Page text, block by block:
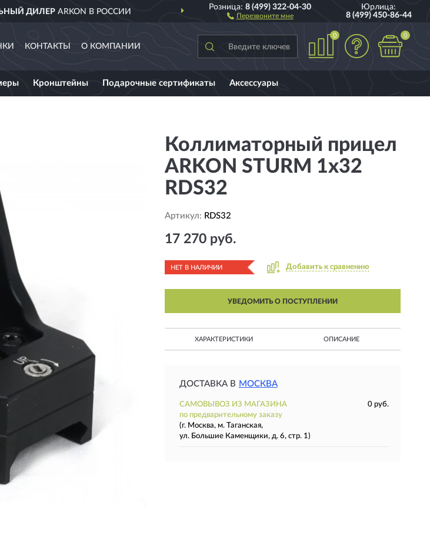
ДИЛЕРARKON В РОССИИ ДОСТАВИМ ПО ВСЕЙ РОССИИ
Розница:8 (499) 322-04-30
Перезвоните мне
Юрлица:
8 (499) 450-86-44
КОНТАКТЫ О КОМПАНИИ
0 0
Кронштейны Подарочные сертификаты Аксессуары
Коллиматорный прицел
ARKON STURM 1x32
RDS32
Артикул: RDS32
17 270 руб.
НЕТ В НАЛИЧИИ Добавить к сравнению
УВЕДОМИТЬ О ПОСТУПЛЕНИИ
ХАРАКТЕРИСТИКИ ОПИСАНИЕ
ДОСТАВКА В МОСКВА
САМОВЫВОЗ ИЗ МАГАЗИНА
0 руб.
по предварительному заказу
(г. Москва, м. Таганская,
ул. Большие Каменщики, д. 6, стр. 1)